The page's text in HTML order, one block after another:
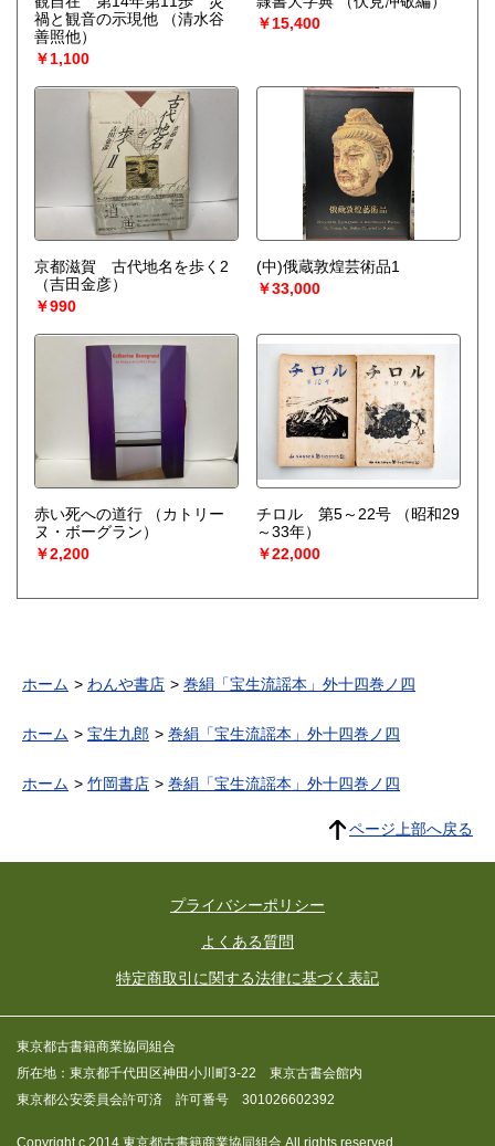
禍と観音の示現他
（清水谷
善照他）
￥1,100
￥15,400
京都滋賀 古代地名を歩く2
（吉田金彦）
￥990
(中)俄蔵敦煌芸術品1
￥33,000
赤い死への道行
（カトリー
ヌ・ボーグラン）
￥2,200
チロル 第5～22号
（昭和29
～33年）
￥22,000
ホーム わんや書店 巻絹「宝生流謡本」外十四巻ノ四
ホーム 宝生九郎 巻絹「宝生流謡本」外十四巻ノ四
ホーム 竹岡書店 巻絹「宝生流謡本」外十四巻ノ四
ページ上部へ戻る
プライバシーポリシー
よくある質問
特定商取引に関する法律に基づく表記
東京都古書籍商業協同組合
所在地：東京都千代田区神田小川町3-22 東京古書会館内
東京都公安委員会許可済 許可番号 301026602392
Copyright c 2014 東京都古書籍商業協同組合 All rights reserved.